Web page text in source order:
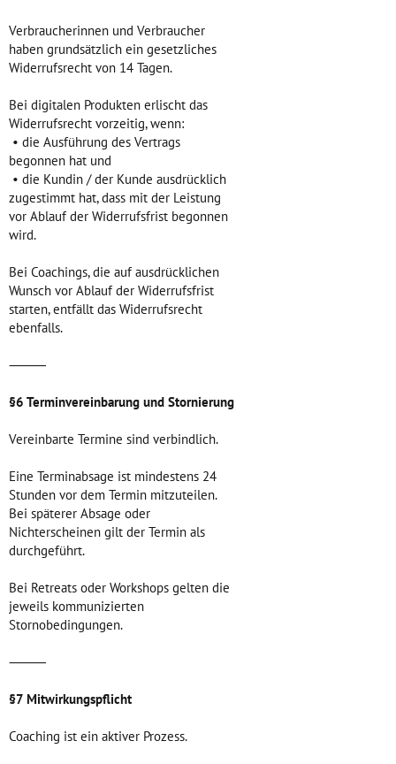
Verbraucherinnen und Verbraucher
haben grundsätzlich ein gesetzliches
Widerrufsrecht von 14 Tagen.
Bei digitalen Produkten erlischt das
Widerrufsrecht vorzeitig, wenn:
• die Ausführung des Vertrags
begonnen hat und
• die Kundin / der Kunde ausdrücklich
zugestimmt hat, dass mit der Leistung
vor Ablauf der Widerrufsfrist begonnen
wird.
Bei Coachings, die auf ausdrücklichen
Wunsch vor Ablauf der Widerrufsfrist
starten, entfällt das Widerrufsrecht
ebenfalls.
⸻
§6 Terminvereinbarung und Stornierung
Vereinbarte Termine sind verbindlich.
Eine Terminabsage ist mindestens 24
Stunden vor dem Termin mitzuteilen.
Bei späterer Absage oder
Nichterscheinen gilt der Termin als
durchgeführt.
Bei Retreats oder Workshops gelten die
jeweils kommunizierten
Stornobedingungen.
⸻
§7 Mitwirkungspflicht
Coaching ist ein aktiver Prozess.